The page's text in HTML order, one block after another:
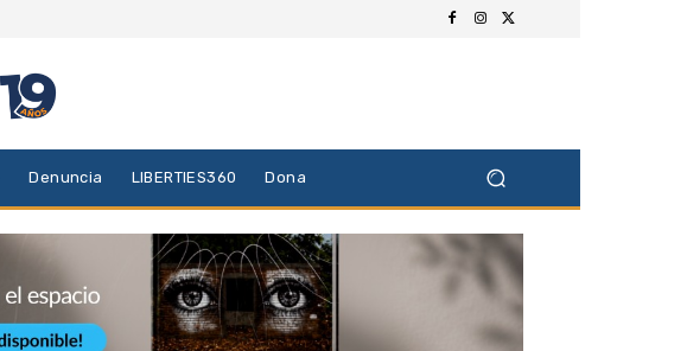
Denuncia LIBERTIES360 Dona